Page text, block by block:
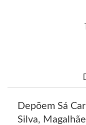
Depõem Sá
Silva,